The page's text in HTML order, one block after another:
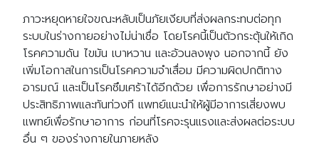
ภาวะหยุดหายใจขณะหลับเป็นภัยเงียบที่ส่งผลกระทบต่อทุก
ระบบในร่างกายอย่างไม่น่าเชื่อ โดยโรคนี้เป็นตัวกระตุ้นให้เกิด
โรคความดัน ไขมัน เบาหวาน และอ้วนลงพุง นอกจากนี้ ยัง
เพิ่มโอกาสในการเป็นโรคความจำเสื่อม มีความผิดปกติทาง
อารมณ์ และเป็นโรคซึมเศร้าได้อีกด้วย เพื่อการรักษาอย่างมี
ประสิทธิภาพและทันท่วงที แพทย์แนะนำให้ผู้มีอาการเสี่ยงพบ
แพทย์เพื่อรักษาอาการ ก่อนที่โรคจะรุนแรงและส่งผลต่อระบบ
อื่น ๆ ของร่างกายในภายหลัง